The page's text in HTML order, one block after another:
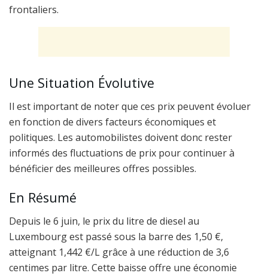
frontaliers.
Une Situation Évolutive
Il est important de noter que ces prix peuvent évoluer
en fonction de divers facteurs économiques et
politiques. Les automobilistes doivent donc rester
informés des fluctuations de prix pour continuer à
bénéficier des meilleures offres possibles.
En Résumé
Depuis le 6 juin, le prix du litre de diesel au
Luxembourg est passé sous la barre des 1,50 €,
atteignant 1,442 €/L grâce à une réduction de 3,6
centimes par litre. Cette baisse offre une économie